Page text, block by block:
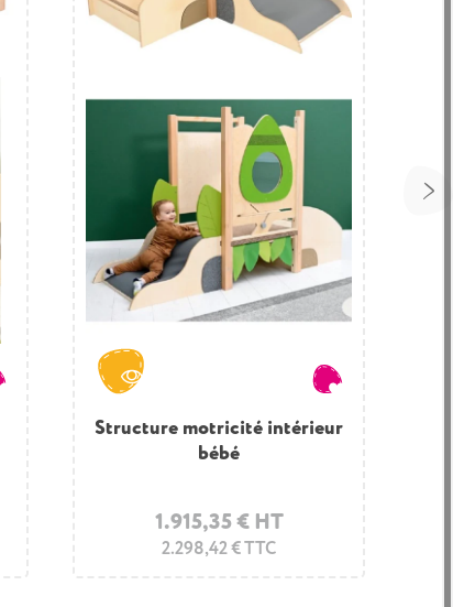
Structure motricité intérieur
bébé
1.915,35 € HT
2.298,42 € TTC